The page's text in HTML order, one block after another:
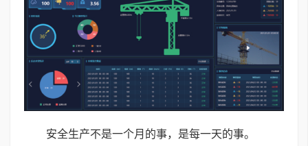
安全生产不是一个月的事，是每一天的事。